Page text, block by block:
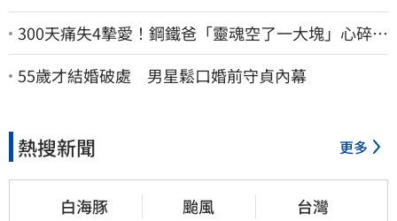
300天痛失4摯愛！鋼鐵爸「靈魂空了一大塊」心碎
喊：這輩子最痛的路
55歲才結婚破處 男星鬆口婚前守貞內幕
熱搜新聞 更多
白海豚 颱風 台灣